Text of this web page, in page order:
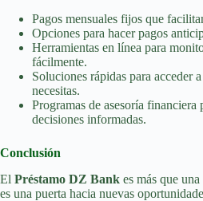
Pagos mensuales fijos que
Opciones para hacer pagos
Herramientas en línea para
fácilmente.
Soluciones rápidas para acceder
necesitas.
Programas de asesoría financiera
decisiones informadas.
Conclusión
El Préstamo DZ Bank es más que
es una puerta hacia nuevas